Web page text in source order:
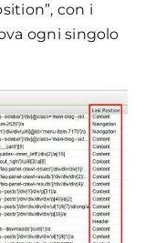
con i
ogni singolo